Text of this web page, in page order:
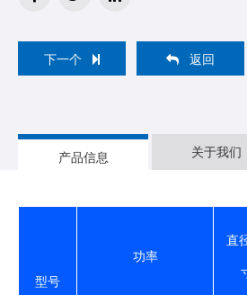
下一个 返回
产品信息 关于我们
型号
功率
直